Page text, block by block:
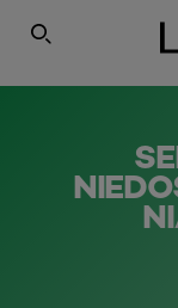
SEARCH THIS